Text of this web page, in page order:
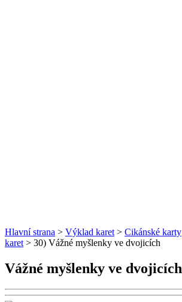
Hlavní strana > Výklad karet > Cikánské karty
karet > 30) Vážné myšlenky ve dvojicích
Vážné myšlenky ve dvojicích